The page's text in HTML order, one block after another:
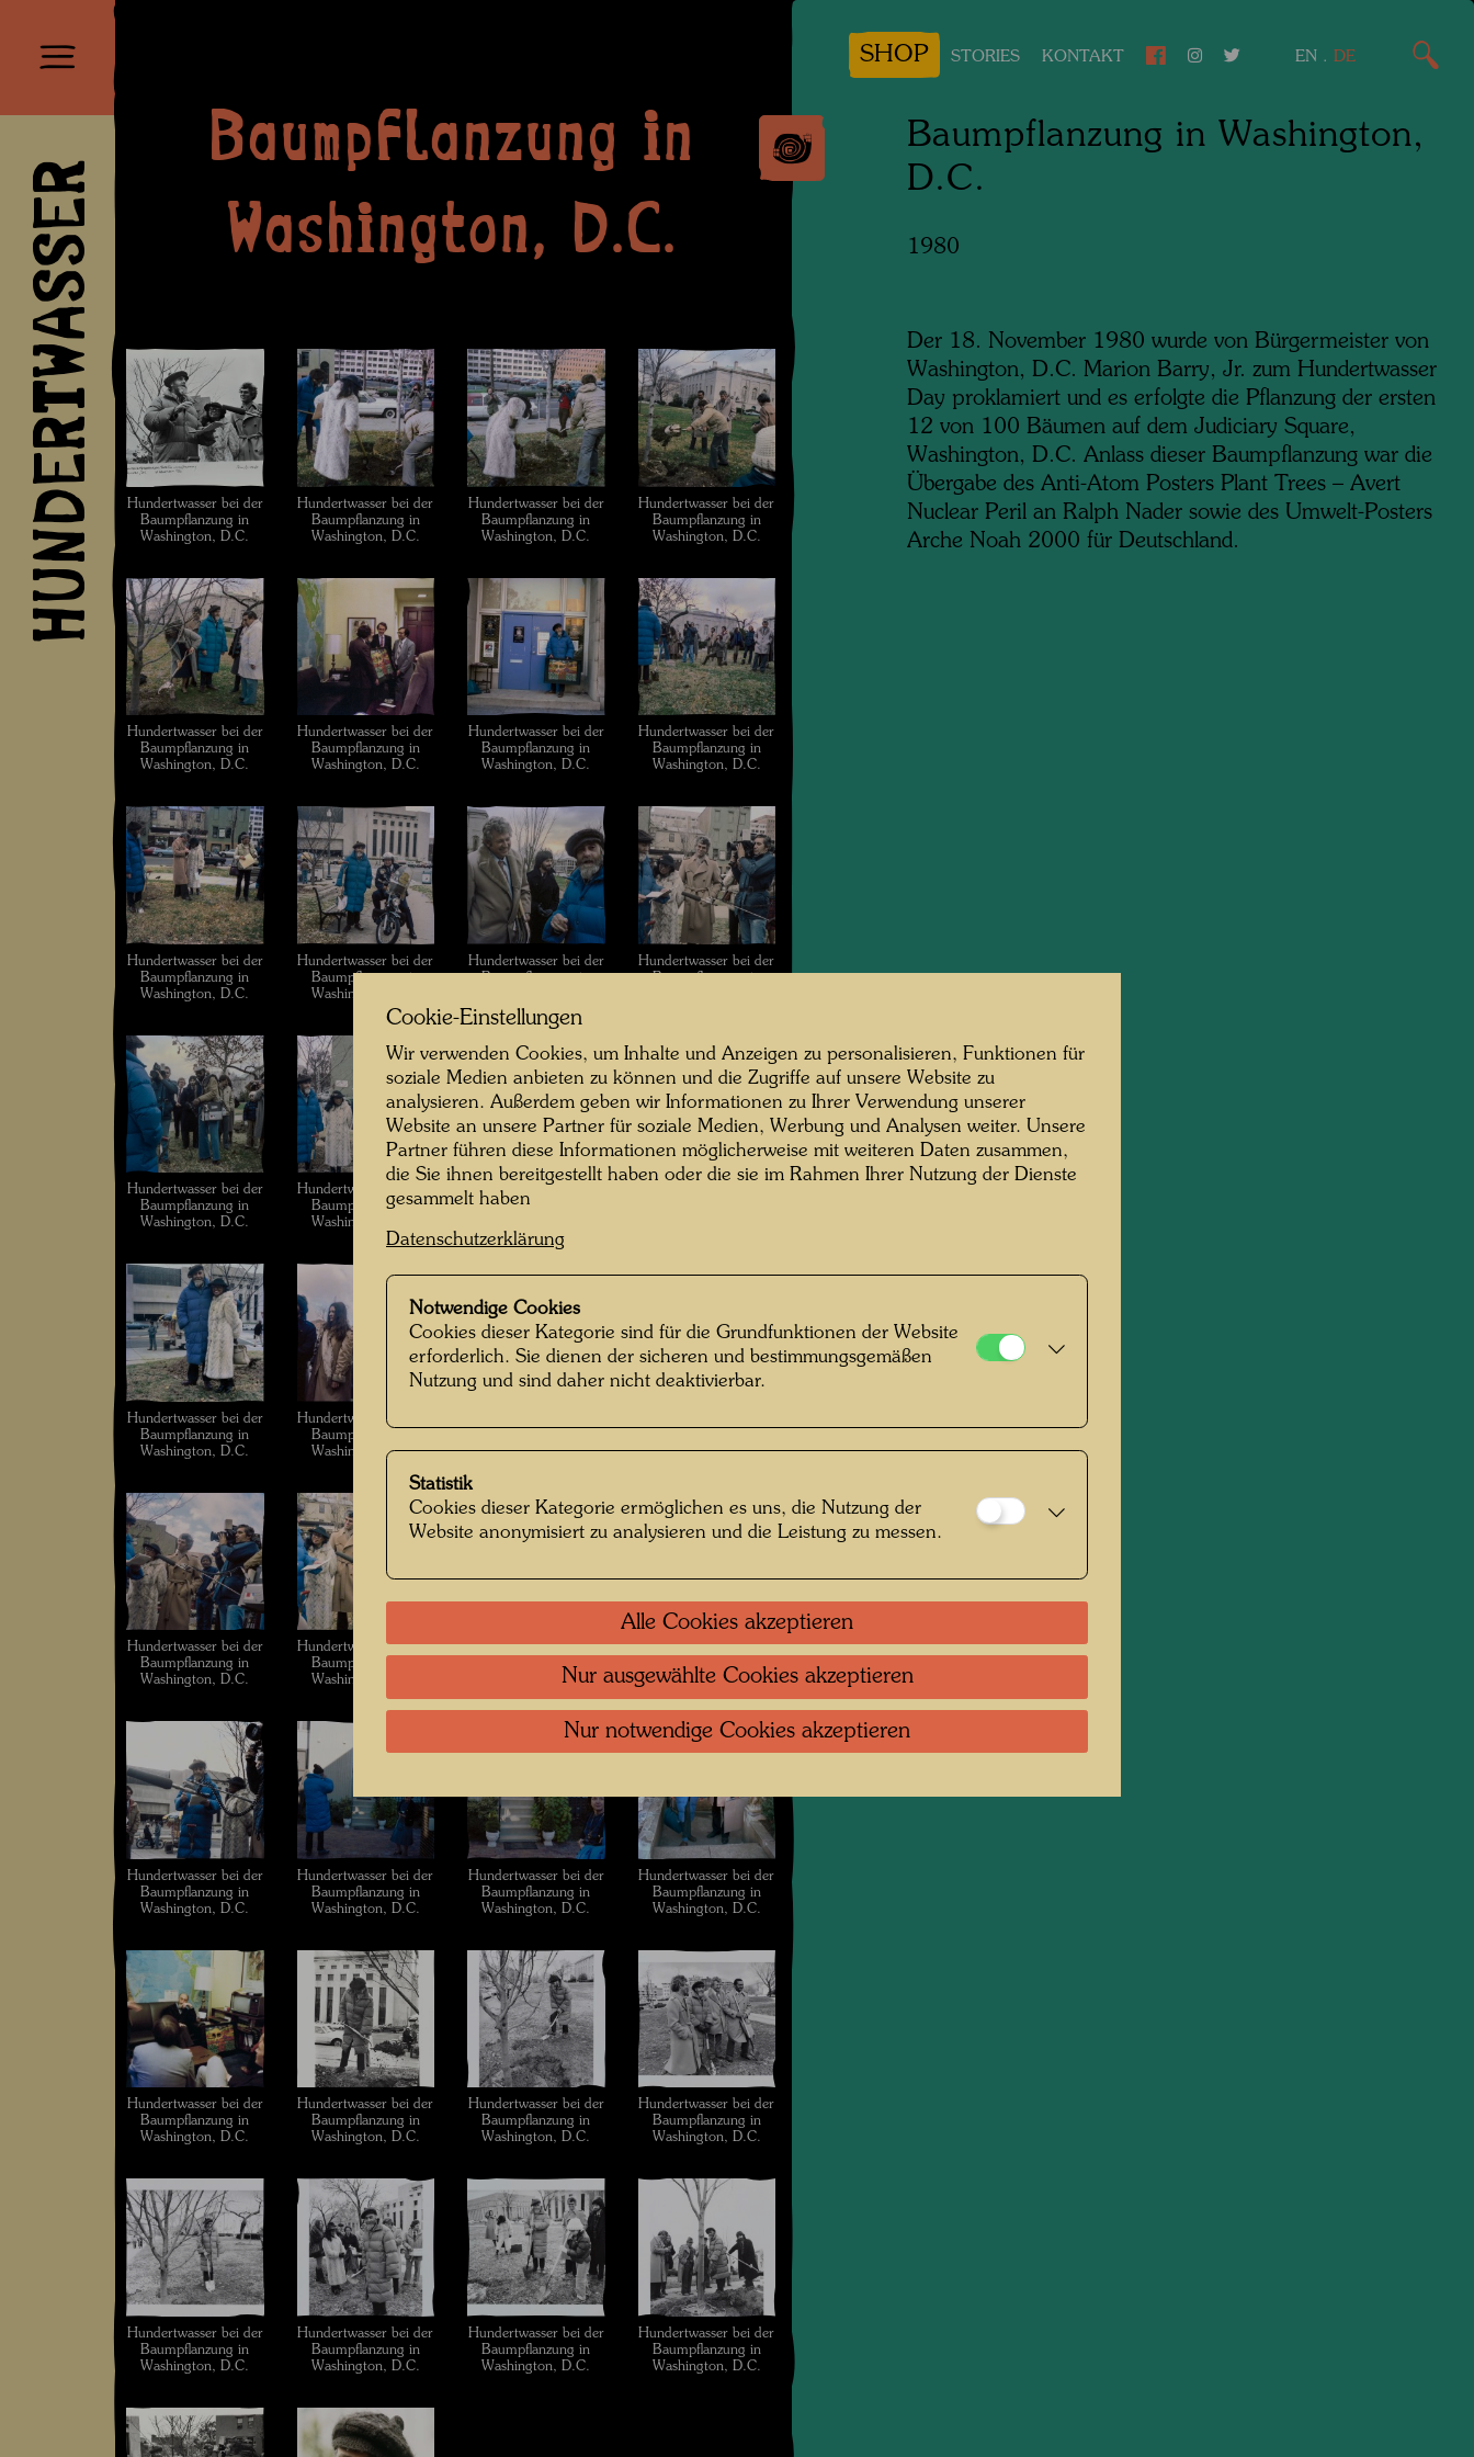
HUNDERTWASSER
SHOP STORIES KONTAKT EN . DE
Baumpflanzung in
Washington, D.C.
Hundertwasser bei der
Baumpflanzung in
Washington, D.C.
Hundertwasser bei der
Baumpflanzung in
Washington, D.C.
Hundertwasser bei der
Baumpflanzung in
Washington, D.C.
Hundertwasser bei der
Baumpflanzung in
Washington, D.C.
Hundertwasser bei der
Baumpflanzung in
Washington, D.C.
Hundertwasser bei der
Baumpflanzung in
Washington, D.C.
Hundertwasser bei der
Baumpflanzung in
Washington, D.C.
Hundertwasser bei der
Baumpflanzung in
Washington, D.C.
Hundertwasser bei der
Baumpflanzung in
Washington, D.C.
Hundertwasser bei der
Baumpflanzung in
Washington, D.C.
Hundertwasser bei der
Baumpflanzung in
Hundertwasser bei der
Baumpflanzung in
Hundertwasser bei der
Baumpflanzung in
Washington, D.C.
Hundertwasser bei der
Baumpflanzung in
Washington, D.C.
Hundertwasser bei der
Baumpflanzung in
Hundertwasser bei der
Baumpflanzung in
Washington, D.C.
Hundertwasser bei der
Baumpflanzung in
Washington, D.C.
Washington, D.C.
Washington, D.C.
Hundertwasser bei der
Baumpflanzung in
Washington, D.C.
Hundertwasser bei der
Baumpflanzung in
Washington, D.C.
Hundertwasser bei der
Baumpflanzung in
Washington, D.C.
Hundertwasser bei der
Baumpflanzung in
Washington, D.C.
Hundertwasser bei der
Baumpflanzung in
Washington, D.C.
Hundertwasser bei der
Baumpflanzung in
Washington, D.C.
Hundertwasser bei der
Baumpflanzung in
Washington, D.C.
Hundertwasser bei der
Baumpflanzung in
Washington, D.C.
Hundertwasser bei der
Baumpflanzung in
Washington, D.C.
Hundertwasser bei der
Baumpflanzung in
Washington, D.C.
Hundertwasser bei der
Baumpflanzung in
Washington, D.C.
Hundertwasser bei der
Baumpflanzung in
Washington, D.C.
Hundertwasser bei der
Baumpflanzung in
Washington, D.C.
Hundertwasser bei der
Baumpflanzung in
Washington, D.C.
Hundertwasser bei der
Baumpflanzung in
Washington, D.C.
Hundertwasser bei der
Baumpflanzung in
Washington, D.C.
Baumpflanzung in Washington,
D.C.
1980
Der 18. November 1980 wurde von Bürgermeister von
Washington, D.C. Marion Barry, Jr. zum Hundertwasser
Day proklamiert und es erfolgte die Pflanzung der ersten
12 von 100 Bäumen auf dem Judiciary Square,
Washington, D.C. Anlass dieser Baumpflanzung war die
Übergabe des Anti-Atom Posters Plant Trees – Avert
Nuclear Peril an Ralph Nader sowie des Umwelt-Posters
Arche Noah 2000 für Deutschland.
Cookie-Einstellungen
Wir verwenden Cookies, um Inhalte und Anzeigen zu personalisieren, Funktionen für
soziale Medien anbieten zu können und die Zugriffe auf unsere Website zu
analysieren. Außerdem geben wir Informationen zu Ihrer Verwendung unserer
Website an unsere Partner für soziale Medien, Werbung und Analysen weiter. Unsere
Partner führen diese Informationen möglicherweise mit weiteren Daten zusammen,
die Sie ihnen bereitgestellt haben oder die sie im Rahmen Ihrer Nutzung der Dienste
gesammelt haben
Datenschutzerklärung
Notwendige Cookies
Cookies dieser Kategorie sind für die Grundfunktionen der Website
erforderlich. Sie dienen der sicheren und bestimmungsgemäßen
Nutzung und sind daher nicht deaktivierbar.
Statistik
Cookies dieser Kategorie ermöglichen es uns, die Nutzung der
Website anonymisiert zu analysieren und die Leistung zu messen.
Alle Cookies akzeptieren
Nur ausgewählte Cookies akzeptieren
Nur notwendige Cookies akzeptieren